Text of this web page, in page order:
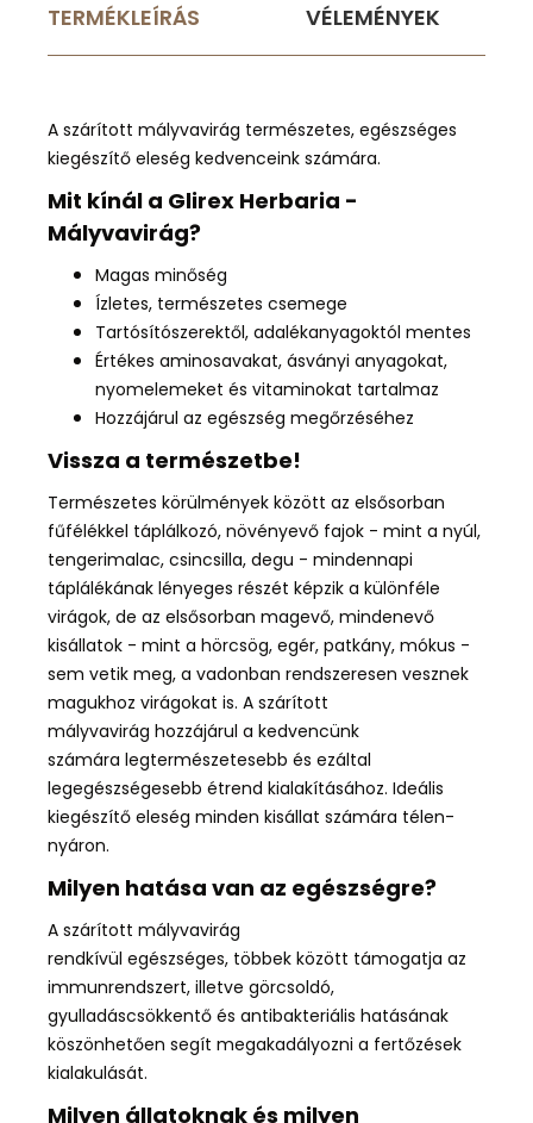
TERMÉKLEÍRÁS VÉLEMÉNYEK
A szárított mályvavirág természetes, egészséges
kiegészítő eleség kedvenceink számára.
Mit kínál a Glirex Herbaria -
Mályvavirág?
Magas minőség
Ízletes, természetes csemege
Tartósítószerektől, adalékanyagoktól mentes
Értékes aminosavakat, ásványi anyagokat,
nyomelemeket és vitaminokat tartalmaz
Hozzájárul az egészség megőrzéséhez
Vissza a természetbe!
Természetes körülmények között az elsősorban
fűfélékkel táplálkozó, növényevő fajok - mint a nyúl,
tengerimalac, csincsilla, degu - mindennapi
táplálékának lényeges részét képzik a különféle
virágok, de az elsősorban magevő, mindenevő
kisállatok - mint a hörcsög, egér, patkány, mókus -
sem vetik meg, a vadonban rendszeresen vesznek
magukhoz virágokat is. A szárított
mályvavirág hozzájárul a kedvencünk
számára legtermészetesebb és ezáltal
legegészségesebb étrend kialakításához. Ideális
kiegészítő eleség minden kisállat számára télen-
nyáron.
Milyen hatása van az egészségre?
A szárított mályvavirág
rendkívül egészséges, többek között támogatja az
immunrendszert, illetve görcsoldó,
gyulladáscsökkentő és antibakteriális hatásának
köszönhetően segít megakadályozni a fertőzések
kialakulását.
Milyen állatoknak és milyen